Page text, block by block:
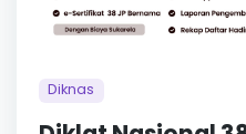
Diknas